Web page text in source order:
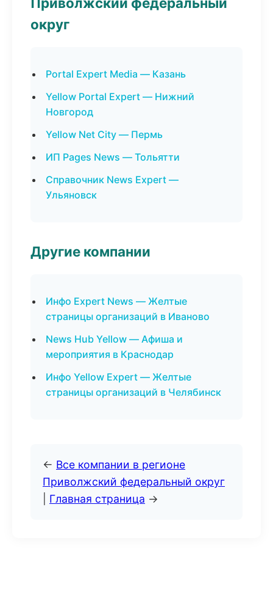
округ
Portal Expert Media — Казань
Yellow Portal Expert — Нижний
Новгород
Yellow Net City — Пермь
ИП Pages News — Тольятти
Справочник News Expert —
Ульяновск
Другие компании
Инфо Expert News — Желтые
страницы организаций в Иваново
News Hub Yellow — Афиша и
мероприятия в Краснодар
Инфо Yellow Expert — Желтые
страницы организаций в Челябинск
← Все компании в регионе
Приволжский федеральный округ
Главная страница →